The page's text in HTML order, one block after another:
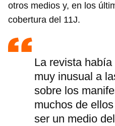
otros medios y, en los
cobertura del 11J.
La revista
muy inusual a
sobre los
muchos de
ser un medio